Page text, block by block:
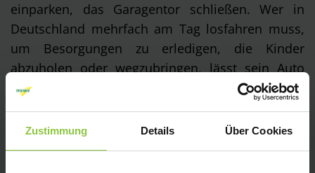
Zustimmung Details Über Cookies
einparken, das Garagentor schließen. Wer in
Deutschland mehrfach am Tag losfahren muss,
um Besorgungen zu erledigen, die Kinder
abzuholen oder wegzubringen, lässt sein Auto
ebenfalls gerne am Straßenrand oder in der
eigenen Hofeinfahrt stehen.
Insbesondere in ländlichen Gebieten mit vielen